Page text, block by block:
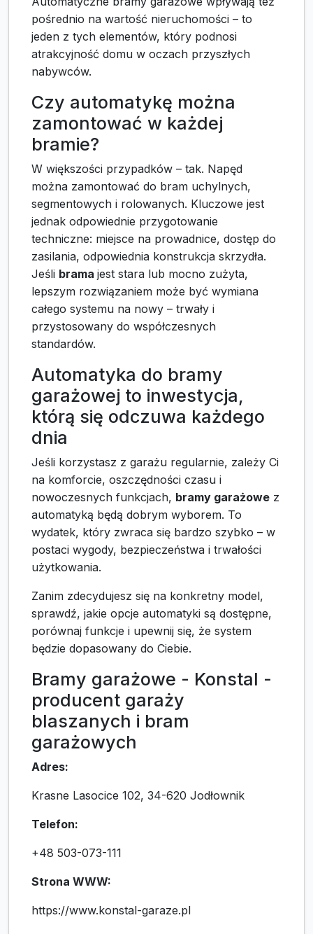
pośrednio na wartość nieruchomości – to
jeden z tych elementów, który podnosi
atrakcyjność domu w oczach przyszłych
nabywców.
Czy automatykę można
zamontować w każdej
bramie?
W większości przypadków – tak. Napęd
można zamontować do bram uchylnych,
segmentowych i rolowanych. Kluczowe jest
jednak odpowiednie przygotowanie
techniczne: miejsce na prowadnice, dostęp do
zasilania, odpowiednia konstrukcja skrzydła.
Jeśli brama jest stara lub mocno zużyta,
lepszym rozwiązaniem może być wymiana
całego systemu na nowy – trwały i
przystosowany do współczesnych
standardów.
Automatyka do bramy
garażowej to inwestycja,
którą się odczuwa każdego
dnia
Jeśli korzystasz z garażu regularnie, zależy Ci
na komforcie, oszczędności czasu i
nowoczesnych funkcjach, bramy garażowe z
automatyką będą dobrym wyborem. To
wydatek, który zwraca się bardzo szybko – w
postaci wygody, bezpieczeństwa i trwałości
użytkowania.
Zanim zdecydujesz się na konkretny model,
sprawdź, jakie opcje automatyki są dostępne,
porównaj funkcje i upewnij się, że system
będzie dopasowany do Ciebie.
Bramy garażowe - Konstal -
producent garaży
blaszanych i bram
garażowych
Adres:
Krasne Lasocice 102, 34-620 Jodłownik
Telefon:
+48 503-073-111
Strona WWW:
https://www.konstal-garaze.pl